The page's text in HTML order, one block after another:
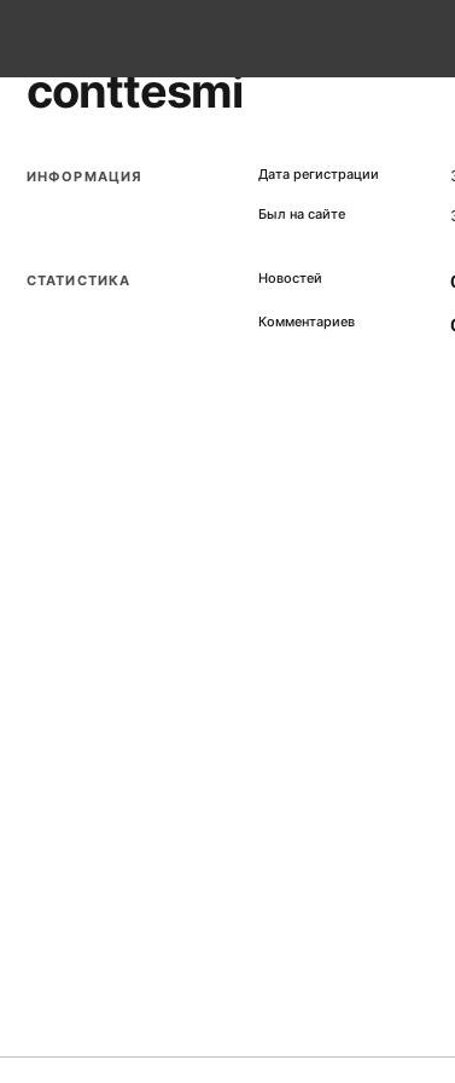
conttesmi
ИНФОРМАЦИЯ Дата регистрации
Был на сайте
СТАТИСТИКА Новостей
Комментариев